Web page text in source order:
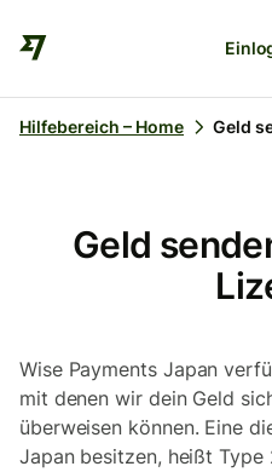
Hilfebereich – Home Geld
Geld
Wise Payments Japan
mit denen wir dein Geld
überweisen können. Eine
Japan besitzen, heißt Type